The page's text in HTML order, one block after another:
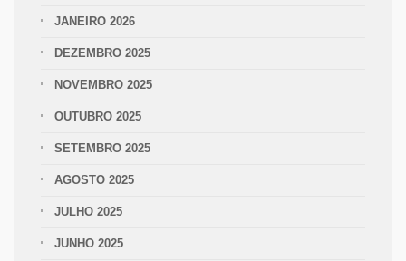
JANEIRO 2026
DEZEMBRO 2025
NOVEMBRO 2025
OUTUBRO 2025
SETEMBRO 2025
AGOSTO 2025
JULHO 2025
JUNHO 2025